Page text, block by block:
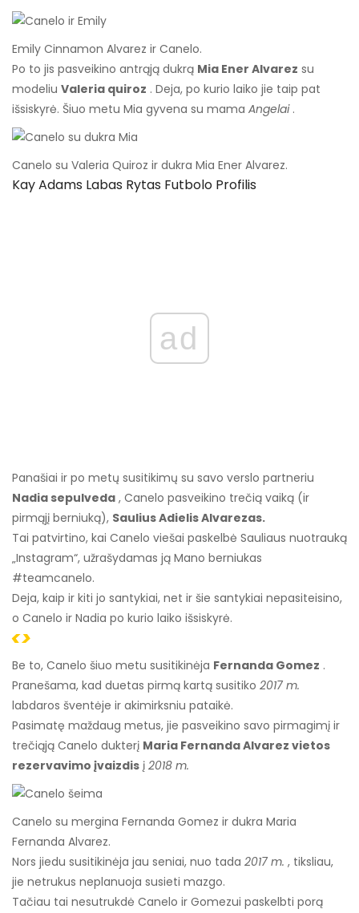
Emily Cinnamon Alvarez ir Canelo.
Po to jis pasveikino antrąją dukrą Mia Ener Alvarez su
modeliu Valeria quiroz . Deja, po kurio laiko jie taip pat
išsiskyrė. Šiuo metu Mia gyvena su mama Angelai .
Canelo su Valeria Quiroz ir dukra Mia Ener Alvarez.
Kay Adams Labas Rytas Futbolo Profilis
ad
Panašiai ir po metų susitikimų su savo verslo partneriu
Nadia sepulveda , Canelo pasveikino trečią vaiką (ir
pirmąjį berniuką), Saulius Adielis Alvarezas.
Tai patvirtino, kai Canelo viešai paskelbė Sauliaus nuotrauką
„Instagram“, užrašydamas ją Mano berniukas
#teamcanelo.
Deja, kaip ir kiti jo santykiai, net ir šie santykiai nepasiteisino,
o Canelo ir Nadia po kurio laiko išsiskyrė.
<>
Be to, Canelo šiuo metu susitikinėja Fernanda Gomez .
Pranešama, kad duetas pirmą kartą susitiko 2017 m.
labdaros šventėje ir akimirksniu pataikė.
Pasimatę maždaug metus, jie pasveikino savo pirmagimį ir
trečiąją Canelo dukterį Maria Fernanda Alvarez vietos
rezervavimo įvaizdis į 2018 m.
Canelo su mergina Fernanda Gomez ir dukra Maria
Fernanda Alvarez.
Nors jiedu susitikinėja jau seniai, nuo tada 2017 m. , tiksliau,
jie netrukus neplanuoja susieti mazgo.
Tačiau tai nesutrukdė Canelo ir Gomezui paskelbti porą